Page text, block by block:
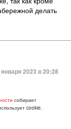
делать
января 2023 в 20:28
вернуться
и всё хочу
там
часть
собирает
cookie.